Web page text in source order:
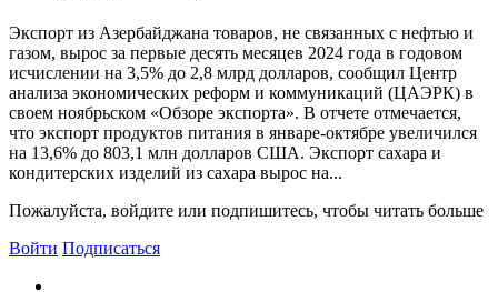
Экспорт из Азербайджана товаров, не связанных с нефтью и
газом, вырос за первые десять месяцев 2024 года в годовом
исчислении на 3,5% до 2,8 млрд долларов, сообщил Центр
анализа экономических реформ и коммуникаций (ЦАЭРК) в
своем ноябрьском «Обзоре экспорта». В отчете отмечается,
что экспорт продуктов питания в январе-октябре увеличился
на 13,6% до 803,1 млн долларов США. Экспорт сахара и
кондитерских изделий из сахара вырос на...
Пожалуйста, войдите или подпишитесь, чтобы читать больше
Войти Подписаться